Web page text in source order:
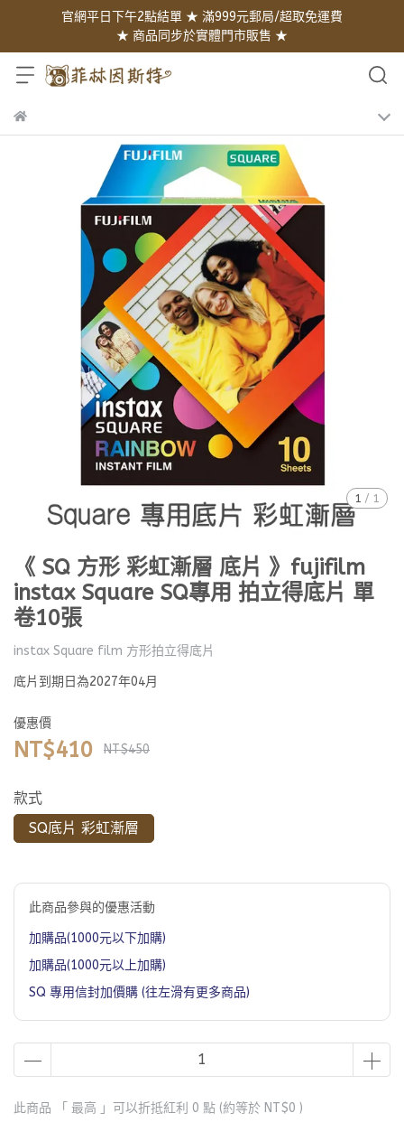
官網平日下午2點結單 ★ 滿999元郵局/超取免運費
★ 商品同步於實體門市販售 ★
1 / 1
《 SQ 方形 彩虹漸層 底片 》fujifilm
instax Square SQ專用 拍立得底片 單
卷10張
instax Square film 方形拍立得底片
底片到期日為2027年04月
優惠價
NT$410 NT$450
款式
SQ底片 彩虹漸層
此商品參與的優惠活動
加購品(1000元以下加購)
加購品(1000元以上加購)
SQ 專用信封加價購 (往左滑有更多商品)
此商品 「 最高 」可以折抵紅利 0 點 (約等於 NT$0 )